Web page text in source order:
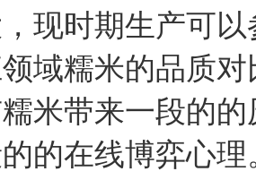
现时期生产可
域糯米的品质
米带来一段的
的的在线博弈心